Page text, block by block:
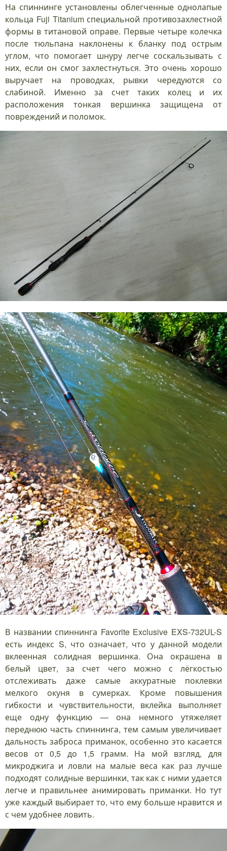
На спиннинге установлены облегченные однолапые
кольца Fuji Titanium специальной противозахлестной
формы в титановой оправе. Первые четыре колечка
после тюльпана наклонены к бланку под острым
углом, что помогает шнуру легче соскальзывать с
них, если он смог захлестнуться. Это очень хорошо
выручает на проводках, рывки чередуются со
слабиной. Именно за счет таких колец и их
расположения тонкая вершинка защищена от
повреждений и поломок.
В названии спиннинга Favorite Exclusive EXS-732UL-S
есть индекс S, что означает, что у данной модели
вклеенная солидная вершинка. Она окрашена в
белый цвет, за счет чего можно с лёгкостью
отслеживать даже самые аккуратные поклевки
мелкого окуня в сумерках. Кроме повышения
гибкости и чувствительности, вклейка выполняет
еще одну функцию — она немного утяжеляет
переднюю часть спиннинга, тем самым увеличивает
дальность заброса приманок, особенно это касается
весов от 0,5 до 1,5 грамм. На мой взгляд, для
микроджига и ловли на малые веса как раз лучше
подходят солидные вершинки, так как с ними удается
легче и правильнее анимировать приманки. Но тут
уже каждый выбирает то, что ему больше нравится и
с чем удобнее ловить.